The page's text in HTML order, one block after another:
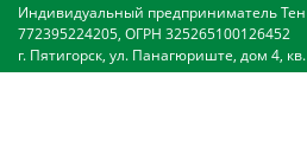
Индивидуальный предприниматель
772395224205, ОГРН 325265100126452
г. Пятигорск, ул. Панагюриште, дом 4,